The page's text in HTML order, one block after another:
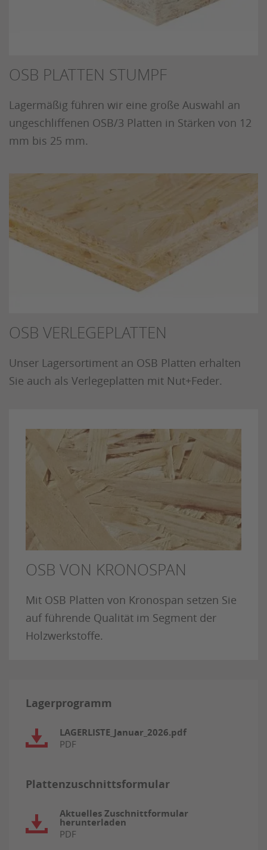
OSB PLATTEN STUMPF
Lagermäßig führen wir eine große Auswahl an
ungeschliffenen OSB/3 Platten in Stärken von 12
mm bis 25 mm.
OSB VERLEGEPLATTEN
Unser Lagersortiment an OSB Platten erhalten
Sie auch als Verlegeplatten mit Nut+Feder.
OSB VON KRONOSPAN
Mit OSB Platten von Kronospan setzen Sie
auf führende Qualität im Segment der
Holzwerkstoffe.
Lagerprogramm
LAGERLISTE_Januar_2026.pdf
PDF
Plattenzuschnittsformular
Aktuelles Zuschnittformular
herunterladen
PDF